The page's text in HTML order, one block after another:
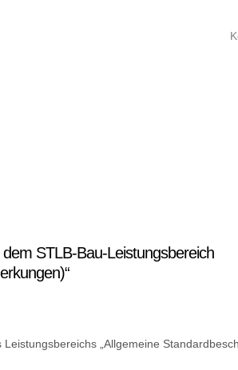
STLB-Bau-Leistungsbereich
„Allgemeine